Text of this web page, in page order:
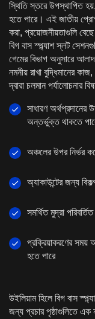
স্থিতি স্তরে উপস্থাপিত হয়,
হতে পারে। এই জাতীয়
করা, প্রয়োজনীয়তাগুলি
বিগ বাস স্প্ল্যাশ স্লট
গেমের বিভাগ অনুসারে
নমনীয় রাখা বুদ্ধিমানের
দ্বারা চলমান পর্যালোচনার
সাধারণ অর্থপ্রদানের
অন্তর্ভুক্ত থাকতে
অঞ্চলের উপর নির্ভর
অ্যাকাউন্টের জন্য
সমর্থিত মুদ্রা
প্রক্রিয়াকরণের সময়
হতে পারে
উইলিয়াম হিলে বিগ বাস
জন্য প্রচার পৃষ্ঠাগুলিতে